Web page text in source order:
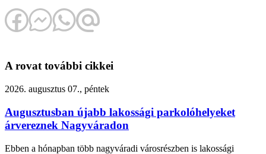
A rovat további cikkei
2026. augusztus 07., péntek
Augusztusban újabb lakossági parkolóhelyeket
árvereznek Nagyváradon
Ebben a hónapban több nagyváradi városrészben is lakossági